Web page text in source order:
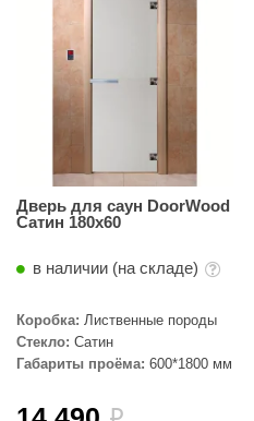
Дверь для саун DoorWood
Сатин 180х60
в наличии (на складе)
Коробка: Лиственные породы
Стекло: Сатин
Габариты проёма: 600*1800 мм
i